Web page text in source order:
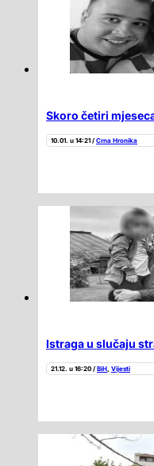
Skoro četiri
10.01. u 14:21 / Crna Hronika
Istraga u slučaju
21.12. u 16:20 / BiH, Vijesti